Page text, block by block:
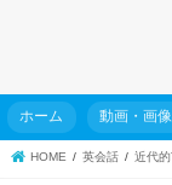
ホーム 動画・画
HOME 英会話 近代